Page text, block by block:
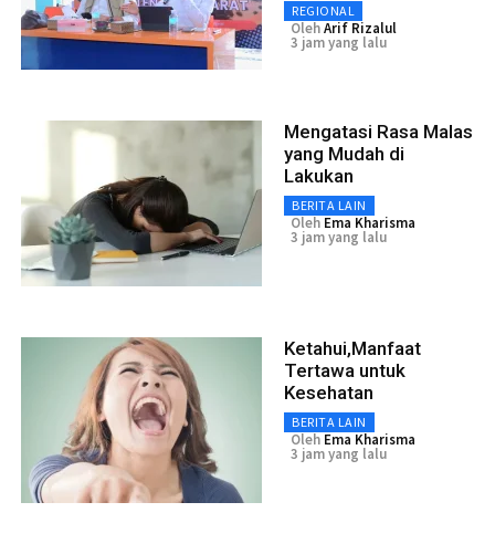
REGIONAL
OlehArif Rizalul
3 jam yang lalu
Mengatasi Rasa Malas
yang Mudah di
Lakukan
BERITA LAIN
Oleh Ema Kharisma
3 jam yang lalu
Ketahui,Manfaat
Tertawa untuk
Kesehatan
BERITA LAIN
Oleh Ema Kharisma
3 jam yang lalu